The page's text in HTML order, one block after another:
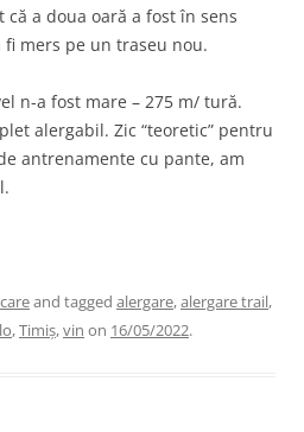
a doua oară a fost în sens
mers pe un traseu nou.
n-a fost mare – 275 m/ tură.
alergabil. Zic “teoretic” pentru
antrenamente cu pante, am
and tagged alergare,alergare trail,
,Timiș,vin on 16/05/2022.